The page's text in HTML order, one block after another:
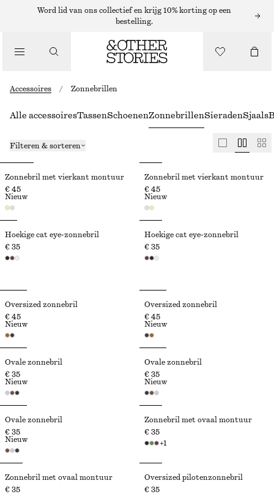
Word lid van ons collectief en krijg 10% korting op een
bestelling.
Accessoires / Zonnebrillen
Alle accessoiresTassenSchoenenZonnebrillenSieradenSjaals
Filteren & sorteren
Zonnebril met vierkant montuur
€ 45
Nieuw
Zonnebril met vierkant montuur
€ 45
Nieuw
Hoekige cat eye-zonnebril
€ 35
Hoekige cat eye-zonnebril
€ 35
Oversized zonnebril
€ 45
Nieuw
Oversized zonnebril
€ 45
Nieuw
Ovale zonnebril
€ 35
Nieuw
Ovale zonnebril
€ 35
Nieuw
Ovale zonnebril
€ 35
Nieuw
Zonnebril met ovaal montuur
€ 35
+1
Zonnebril met ovaal montuur
€ 35
Oversized pilotenzonnebril
€ 35